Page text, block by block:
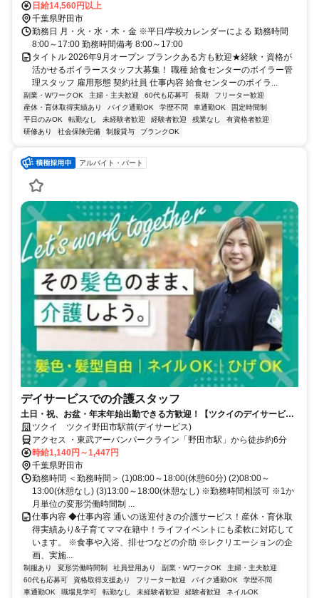
ークライン愛宕駅から車8分
日給14,560円以上
千葉県野田市
勤務日 月・火・水・木・金 ※平日/学校カレンダーによる 勤務時間
8:00～17:00 勤務時間備考 8:00～17:00
タイトル 2026年9月オープン ブランクある方も歓迎★経験・資格が
活かせるボイラースタッフ大募集！ 職種 給食センターのボイラー管
理スタッフ 雇用形態 契約社員 仕事内容 給食センターのボイラ...
副業・WワークOK 主婦・主夫歓迎 60代も応募可 長期
フリーター歓迎
産休・育休取得実績あり
バイク通勤OK 学歴不問 車通勤OK
固定時間制
平日のみOK
転勤なし 未経験者歓迎 経験者歓迎 残業なし
有資格者歓迎
研修あり
社会保険完備 制服貸与 ブランクOK
アルバイト・パート
デイサービスでの介護スタッフ
土日・祝、お盆・年末年始出勤できる方歓迎！【ツクイのデイサービス/
介護スタッフ求人】
ツクイ ツクイ野田市駅前(デイサービス)
アクセス ・東武アーバンパークライン「野田市駅」から徒歩約6分
時給1,140円～1,447円
千葉県野田市
勤務時間 ＜勤務時間＞ (1)08:00～18:00(休憩60分) (2)08:00～
13:00(休憩なし) (3)13:00～18:00(休憩なし) ※勤務時間相談可 ※1か
月単位の変形労働時間制 ...
仕事内容 ◆仕事内容 通いの送迎付きの介護サービス！産休・育休取
得実績あり&子育てママ在籍中！ライフイベントにも柔軟に対応して
います。 ※食事や入浴、排せつなどの介助 ※レクリエーションの企
画、実施...
制服あり 変形労働時間制 社員登用あり 副業・WワークOK
主婦・主夫歓迎
60代も応募可
資格取得支援あり フリーター歓迎 バイク通勤OK
学歴不問
車通勤OK
職場見学可 転勤なし 未経験者歓迎 経験者歓迎
ネイルOK